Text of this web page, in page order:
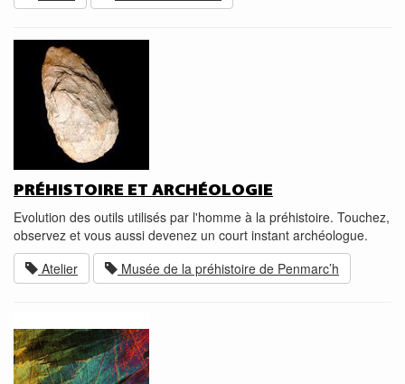
PRÉHISTOIRE ET ARCHÉOLOGIE
Evolution des outils utilisés par l'homme à la préhistoire. Touchez,
observez et vous aussi devenez un court instant archéologue.
Atelier
Musée de la préhistoire de Penmarc’h